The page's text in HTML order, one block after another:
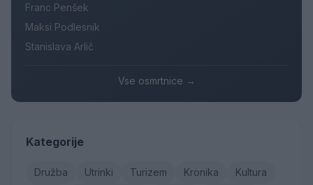
Franc Penšek
Maksi Podlesnik
Stanislava Arlič
Vse osmrtnice →
Kategorije
Družba Utrinki Turizem Kronika
Kultura